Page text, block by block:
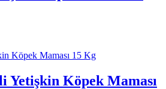
Yetişkin Köpek Maması